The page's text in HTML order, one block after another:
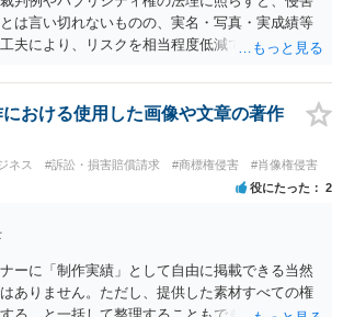
は言い切れないものの、実名・写真・実成績等
夫により、リスクを相当程度低減できる設計に
は、裁判で争われた場合に「専ら顧客吸引力の
判断される余地を残すため、一定の注意が必要
の有無は、侵害判断に一定の影響を与える可能
的要因ではありません。 パブリシティ権侵害の
客吸引力の利用を目的とするか」という点で判
があることは「商業的目的」を強く示す要素で
に侵害となるわけではありません。完全無償・
の自由」「創作物」としての側面が強く評価さ
。一方、広告収益がある場合は「商業利用」と
リスクが高まる可能性があります。 公開前に変
については、公開の場でアドバイスするにも限
おける使用した画像や文章の著作
ネス #訴訟・損害賠償請求 #商標権侵害 #肖像権侵害
役にたった 2
ーに「制作実績」として自由に掲載できる当然
ありません。ただし、提供した素材すべての権
る、と一括して整理することもできません。 ご